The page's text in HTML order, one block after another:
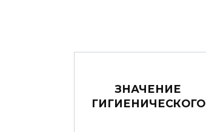
ЗНАЧЕНИЕ
ГИГИЕНИЧЕСКОГО